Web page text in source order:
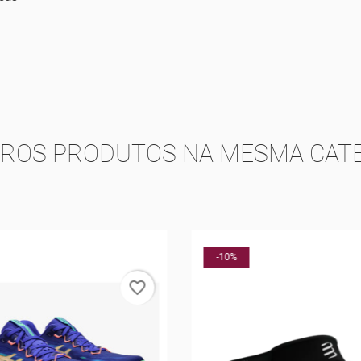
PRODUTOS NA MESMA
favorite_border
-10%